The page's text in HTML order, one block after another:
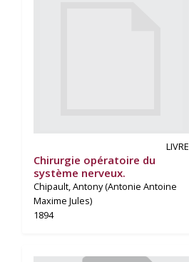
LIVRE
Chirurgie opératoire du
système nerveux.
Chipault, Antony (Antonie Antoine
Maxime Jules)
1894